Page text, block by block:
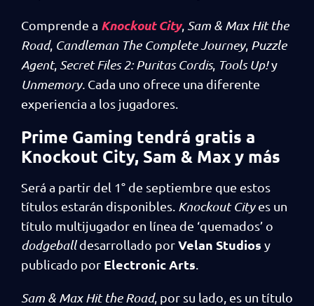
Comprende a Knockout City, Sam & Max Hit the
Road, Candleman The Complete Journey, Puzzle
Agent, Secret Files 2: Puritas Cordis, Tools Up!y
Unmemory. Cada uno ofrece una diferente
experiencia a los jugadores.
Prime Gaming tendrá gratis a
Knockout City, Sam & Max y más
Será a partir del 1° de septiembre que estos
títulos estarán disponibles. Knockout Cityes un
título multijugador en línea de ‘quemados’ o
dodgeballdesarrollado porVelan Studios y
publicado por Electronic Arts
Sam & Max Hit the Road, por su lado, es un título